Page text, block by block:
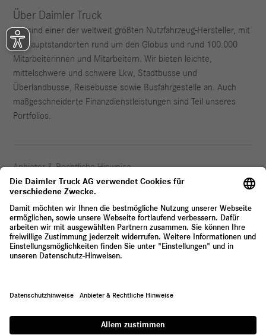
Über Daimler Truck
Wir sind einer der weltweit größten Nutzfahrzeug-Hersteller, mit
35 Hauptstandorten rund um den Globus und rund 100.000
Mitarbeiterinnen und Mitarbeitern. Wir bieten leichte,
mittelschwere und schwere Lkw, Stadtbusse und
Überlandbusse, Reisebusse sowie Busfahrgestelle an. Auch
maßgeschneiderte Finanzdienstleistungen sind Teil unseres
Portfolios.
Anbieter & Rechtliche Hinweise
Datenschutz